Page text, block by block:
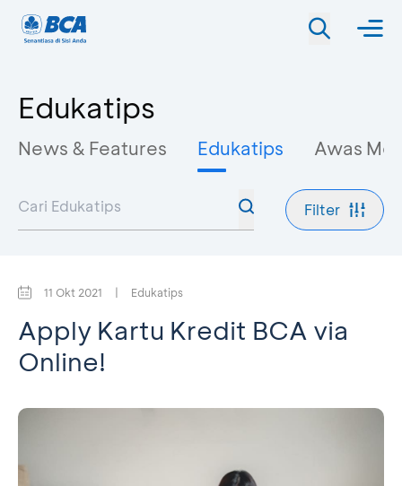
Edukatips
News & Features Edukatips Awas
Filter
11 Okt 2021 | Edukatips
Apply Kartu Kredit BCA via
Online!